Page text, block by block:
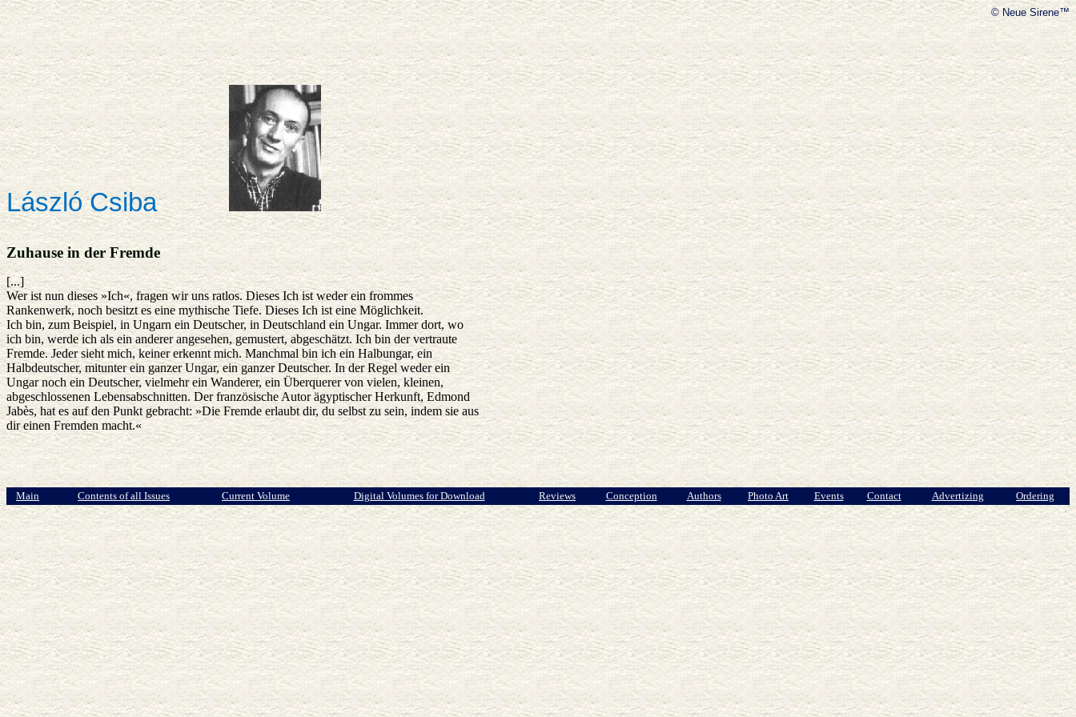
© Neue Sirene™
László Csiba
Zuhause in der Fremde
[...]
Wer ist nun dieses »Ich«, fragen wir uns ratlos. Dieses Ich ist weder ein frommes
Rankenwerk, noch besitzt es eine mythische Tiefe. Dieses Ich ist eine Möglichkeit.
Ich bin, zum Beispiel, in Ungarn ein Deutscher, in Deutschland ein Ungar. Immer dort, wo
ich bin, werde ich als ein anderer angesehen, gemustert, abgeschätzt. Ich bin der vertraute
Fremde. Jeder sieht mich, keiner erkennt mich. Manchmal bin ich ein Halbungar, ein
Halbdeutscher, mitunter ein ganzer Ungar, ein ganzer Deutscher. In der Regel weder ein
Ungar noch ein Deutscher, vielmehr ein Wanderer, ein Überquerer von vielen, kleinen,
abgeschlossenen Lebensabschnitten. Der französische Autor ägyptischer Herkunft, Edmond
Jabès, hat es auf den Punkt gebracht: »Die Fremde erlaubt dir, du selbst zu sein, indem sie aus
dir einen Fremden macht.«
Main Contents of all Issues Current Volume Digital Volumes for Download Reviews Conception Authors Photo Art Events Contact Advertizing Ordering